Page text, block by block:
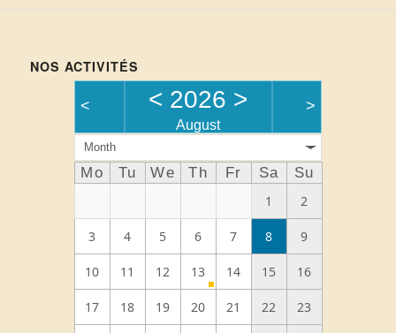
NOS ACTIVITÉS
< < 2026 >
August
>
Month
Mo Tu We Th Fr Sa
Su
1
2
3 4 5 6 7 8 9
10 11 12 13 14 15 16
17 18 19 20 21 22 23